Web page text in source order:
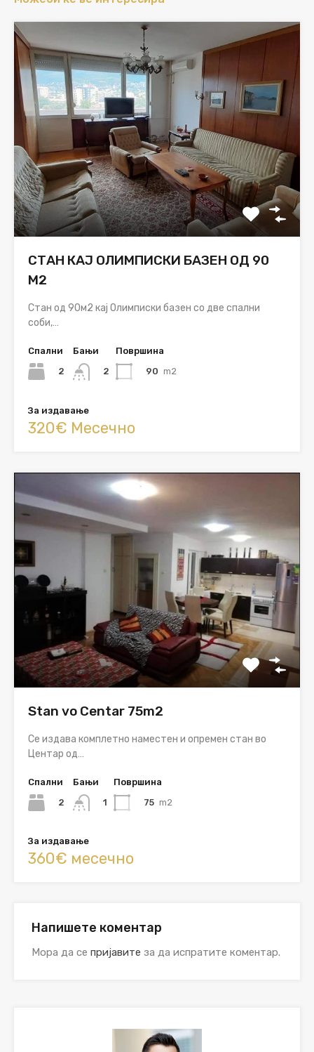
СТАН КАЈ ОЛИМПИСКИ БАЗЕН ОД 90
М2
Стан од 90м2 кај Олимписки базен со две спални
соби,…
Спални
2
Бањи
2
Површина
90 m2
За издавање
320€ Месечно
Stan vo Centar 75m2
Се издава комплетно наместен и опремен стан во
Центар од…
Спални
2
Бањи
1
Површина
75 m2
За издавање
360€ месечно
Напишете коментар
Мора да се пријавите за да испратите коментар.